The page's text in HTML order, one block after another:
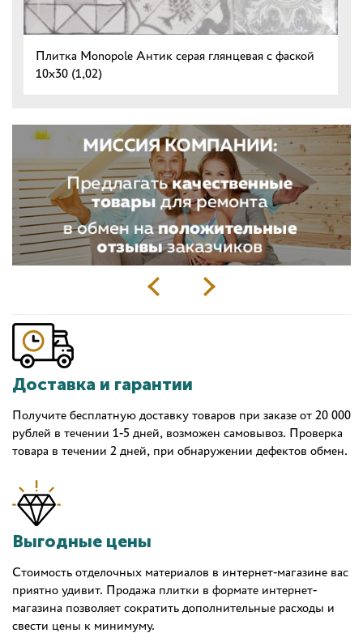
Плитка Monopole Антик серая глянцевая с фаской
10x30 (1,02)
Доставка и гарантии
Получите бесплатную доставку товаров при заказе от 20 000
рублей в течении 1-5 дней, возможен самовывоз. Проверка
товара в течении 2 дней, при обнаружении дефектов обмен.
Выгодные цены
Стоимость отделочных материалов в интернет-магазине вас
приятно удивит. Продажа плитки в формате интернет-
магазина позволяет сократить дополнительные расходы и
свести цены к минимуму.